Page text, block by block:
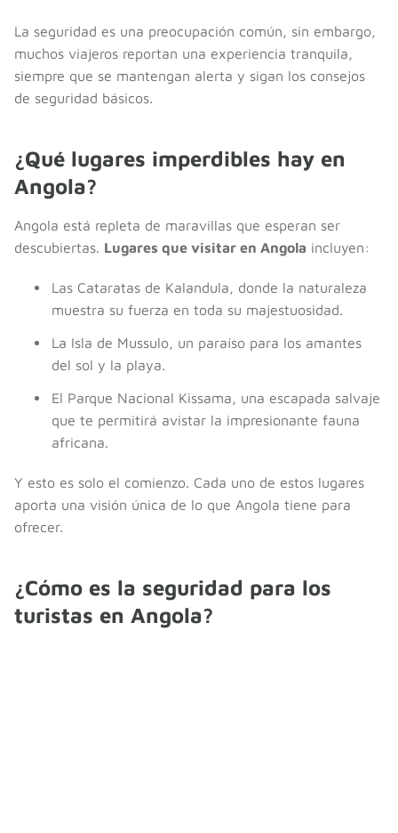
La seguridad es una preocupación común, sin embargo,
muchos viajeros reportan una experiencia tranquila,
siempre que se mantengan alerta y sigan los consejos
de seguridad básicos.
¿Qué lugares imperdibles hay en
Angola?
Angola está repleta de maravillas que esperan ser
descubiertas. Lugares que visitar en Angola incluyen:
Las Cataratas de Kalandula, donde la naturaleza
muestra su fuerza en toda su majestuosidad.
La Isla de Mussulo, un paraíso para los amantes
del sol y la playa.
El Parque Nacional Kissama, una escapada salvaje
que te permitirá avistar la impresionante fauna
africana.
Y esto es solo el comienzo. Cada uno de estos lugares
aporta una visión única de lo que Angola tiene para
ofrecer.
¿Cómo es la seguridad para los
turistas en Angola?